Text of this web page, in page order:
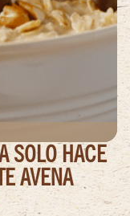
SOLO HACE
AVENA